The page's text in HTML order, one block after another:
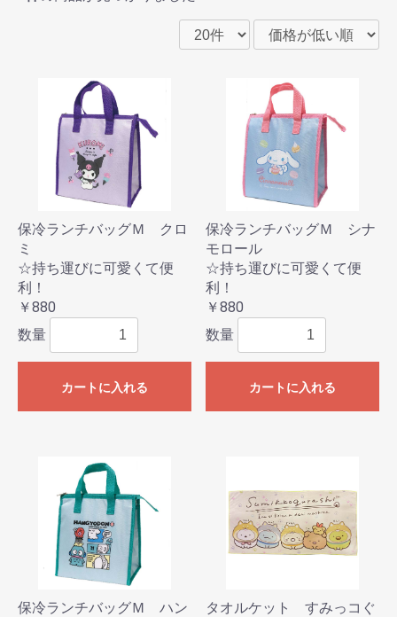
保冷ランチバッグＭ クロ
ミ
☆持ち運びに可愛くて便
利！
￥880
数量
カートに入れる
保冷ランチバッグＭ シナ
モロール
☆持ち運びに可愛くて便
利！
￥880
数量
カートに入れる
保冷ランチバッグＭ ハン
タオルケット すみっコぐ